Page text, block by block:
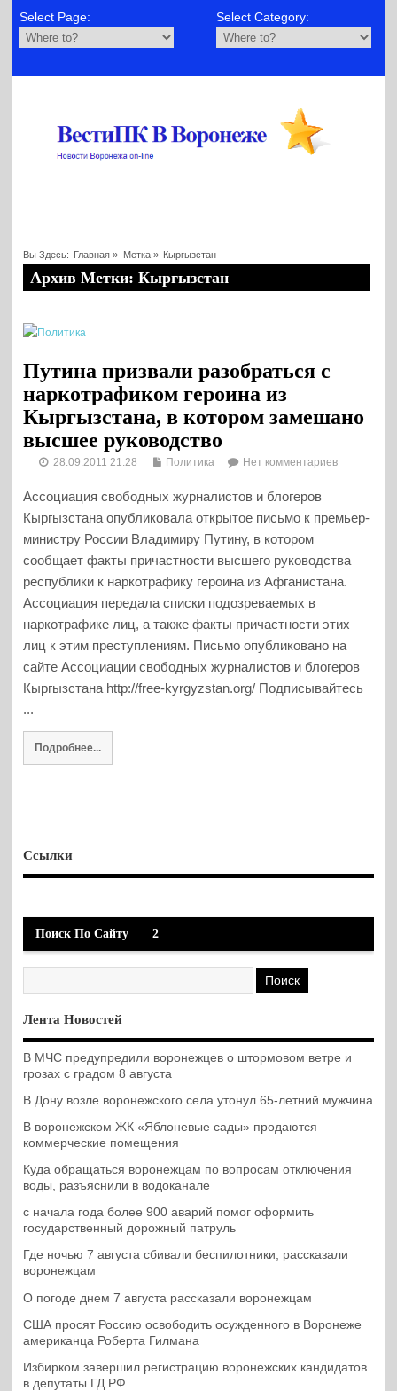
Select Page: Select Category:
Вы Здесь: Главная » Метка » Кыргызстан
Архив Метки: Кыргызстан
Путина призвали разобраться с
наркотрафиком героина из
Кыргызстана, в котором замешано
высшее руководство
28.09.2011 21:28 Политика Нет комментариев
Ассоциация свободных журналистов и блогеров
Кыргызстана опубликовала открытое письмо к премьер-
министру России Владимиру Путину, в котором
сообщает факты причастности высшего руководства
республики к наркотрафику героина из Афганистана.
Ассоциация передала списки подозреваемых в
наркотрафике лиц, а также факты причастности этих
лиц к этим преступлениям. Письмо опубликовано на
сайте Ассоциации свободных журналистов и блогеров
Кыргызстана http://free-kyrgyzstan.org/ Подписывайтесь
...
Подробнее...
Ссылки
Поиск По Сайту 2
Лента Новостей
В МЧС предупредили воронежцев о штормовом ветре и
грозах с градом 8 августа
В Дону возле воронежского села утонул 65-летний мужчина
В воронежском ЖК «Яблоневые сады» продаются
коммерческие помещения
Куда обращаться воронежцам по вопросам отключения
воды, разъяснили в водоканале
с начала года более 900 аварий помог оформить
государственный дорожный патруль
Где ночью 7 августа сбивали беспилотники, рассказали
воронежцам
О погоде днем 7 августа рассказали воронежцам
США просят Россию освободить осужденного в Воронеже
американца Роберта Гилмана
Избирком завершил регистрацию воронежских кандидатов
в депутаты ГД РФ